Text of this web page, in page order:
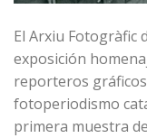
El Arxiu Fotogràfic
exposición
reporteros
fotoperiodismo
primera muestra